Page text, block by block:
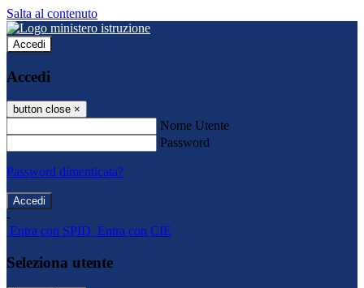
Salta al contenuto
Accedi
Accedi
button close ×
Nome Utente
Password
Password dimenticata?
-
Entra con SPID Entra con CIE
Seleziona utente